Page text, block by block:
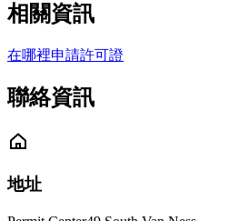
相關資訊
在哪裡申請許可證
聯絡資訊
地址